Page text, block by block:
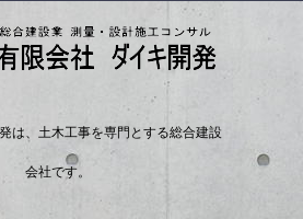
は、土木工事を専門とする総合建設
会社です。